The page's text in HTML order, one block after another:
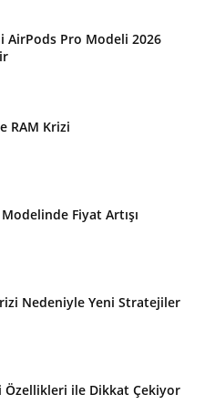
AirPods Pro Modeli 2026
RAM Krizi
Fiyat Artışı
Nedeniyle Yeni Stratejiler
Özellikleri ile Dikkat Çekiyor